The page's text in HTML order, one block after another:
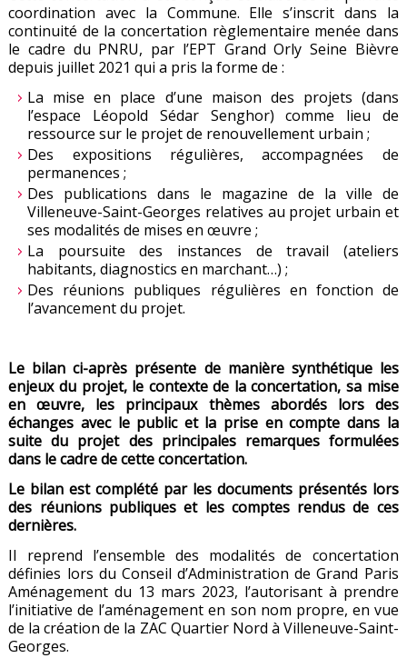
coordination avec la Commune. Elle s’inscrit dans la
continuité de la concertation règlementaire menée dans
le cadre du PNRU, par l’EPT Grand Orly Seine Bièvre
depuis juillet 2021 qui a pris la forme de :
La mise en place d’une maison des projets (dans
l’espace Léopold Sédar Senghor) comme lieu de
ressource sur le projet de renouvellement urbain ;
Des expositions régulières, accompagnées de
permanences ;
Des publications dans le magazine de la ville de
Villeneuve-Saint-Georges relatives au projet urbain et
ses modalités de mises en œuvre ;
La poursuite des instances de travail (ateliers
habitants, diagnostics en marchant…) ;
Des réunions publiques régulières en fonction de
l’avancement du projet.
Le bilan ci-après présente de manière synthétique les
enjeux du projet, le contexte de la concertation, sa mise
en œuvre, les principaux thèmes abordés lors des
échanges avec le public et la prise en compte dans la
suite du projet des principales remarques formulées
dans le cadre de cette concertation.
Le bilan est complété par les documents présentés lors
des réunions publiques et les comptes rendus de ces
dernières.
Il reprend l’ensemble des modalités de concertation
définies lors du Conseil d’Administration de Grand Paris
Aménagement du 13 mars 2023, l’autorisant à prendre
l’initiative de l’aménagement en son nom propre, en vue
de la création de la ZAC Quartier Nord à Villeneuve-Saint-
Georges.